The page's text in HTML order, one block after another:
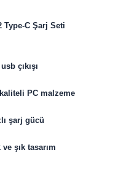
Type-C Şarj Seti
çıkışı
PC malzeme
şarj gücü
şık tasarım